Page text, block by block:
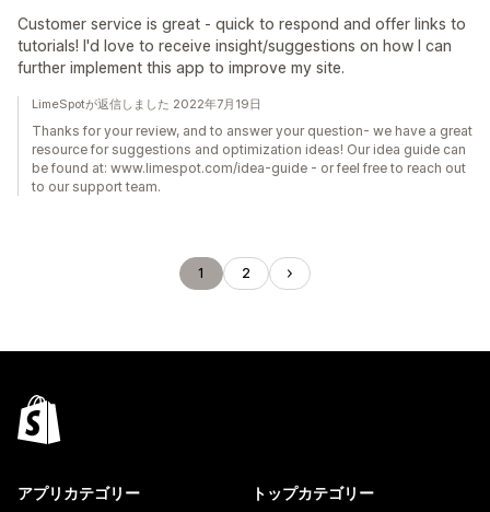
Customer service is great - quick to respond and offer links to
tutorials! I'd love to receive insight/suggestions on how I can
further implement this app to improve my site.
LimeSpotが返信しました 2022年7月19日
Thanks for your review, and to answer your question- we have a great
resource for suggestions and optimization ideas! Our idea guide can
be found at: www.limespot.com/idea-guide - or feel free to reach out
to our support team.
1 2
アプリカテゴリー トップカテゴリー